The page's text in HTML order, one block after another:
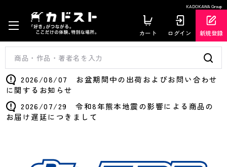
KADOKAWA Group
カート ログイン 新規登録
2026/08/07 お盆期間中の出荷およびお問い合わせ
に関するお知らせ
2026/07/29 令和8年熊本地震の影響による商品の
お届け遅延につきまして